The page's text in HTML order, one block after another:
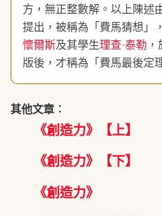
方，無正整數解。以上陳述
提出，被稱為「費馬猜想」
懷爾斯及其學生理查·泰勒
版後，才稱為「費馬最後定
其他文章︰
《創造力》【上】
《創造力》【下】
《創造力》